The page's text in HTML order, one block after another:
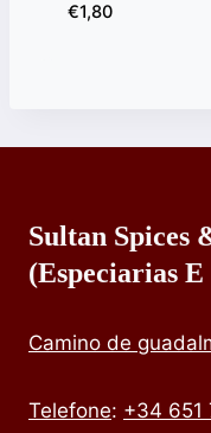
€1,80
Sultan Spices
(especiarias
Camino de
Telefone: +34 651